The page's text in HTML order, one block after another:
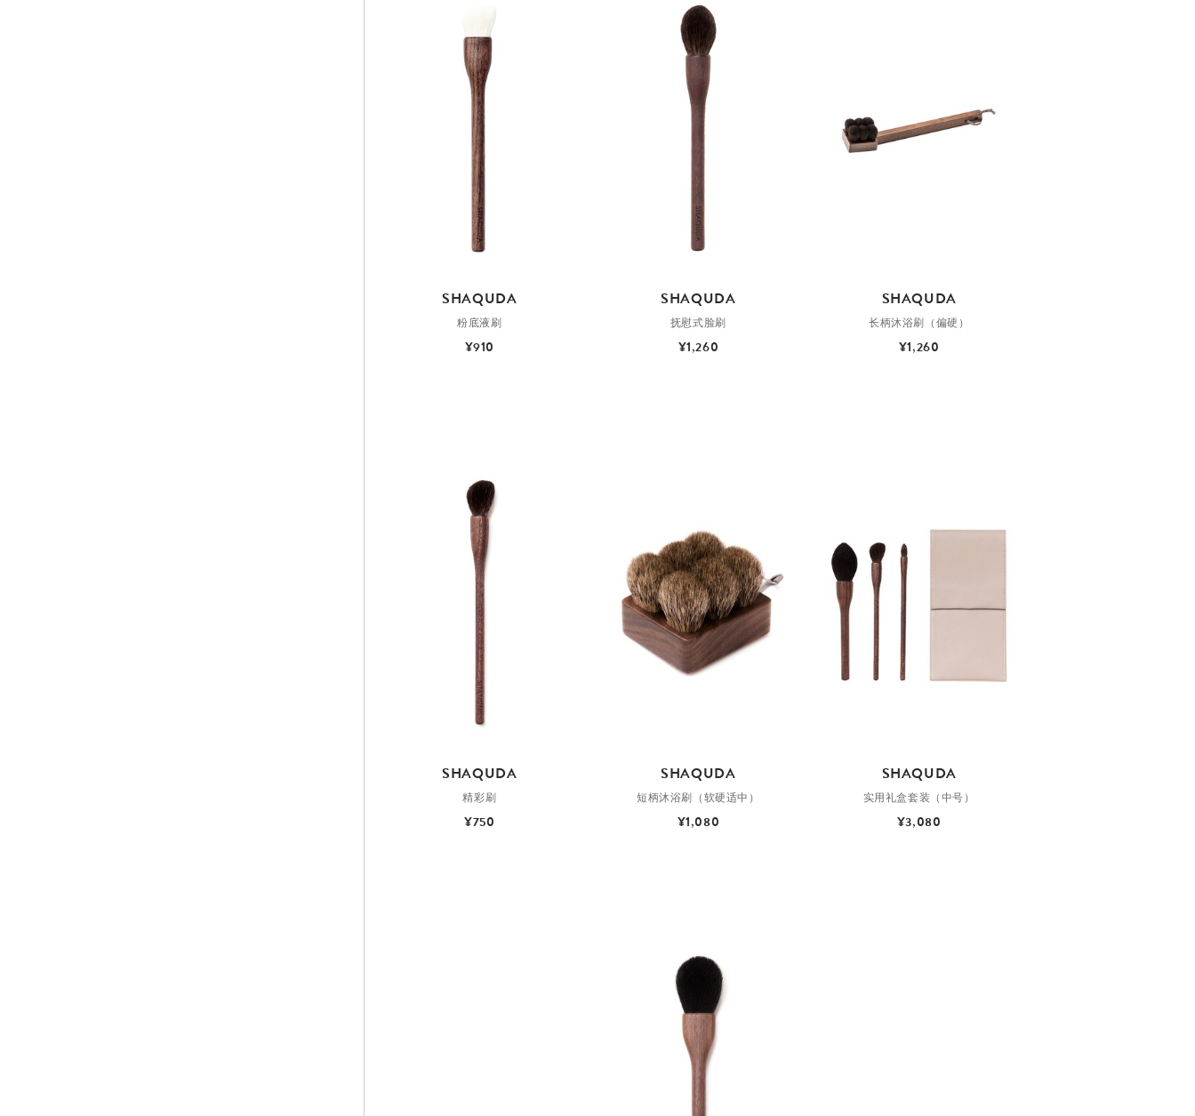
SHAQUDA
粉底液刷
¥910
SHAQUDA
抚慰式脸刷
¥1,260
SHAQUDA
长柄沐浴刷（偏硬）
¥1,260
SHAQUDA
精彩刷
¥750
SHAQUDA
短柄沐浴刷（软硬适中）
¥1,080
SHAQUDA
实用礼盒套装（中号）
¥3,080